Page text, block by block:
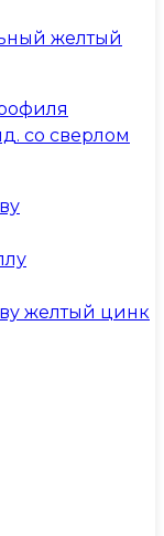
желтый
со сверлом
желтый цинк